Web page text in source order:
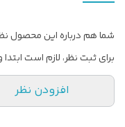
شما هم درباره این محصول
برای ثبت نظر، لازم است
افزودن نظر